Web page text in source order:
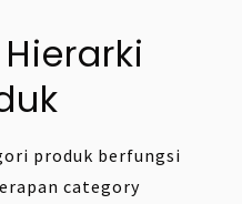
produk berfungsi
category